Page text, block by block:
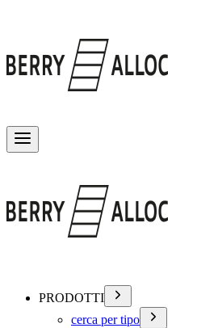
PRODOTTI
cerca per tipo